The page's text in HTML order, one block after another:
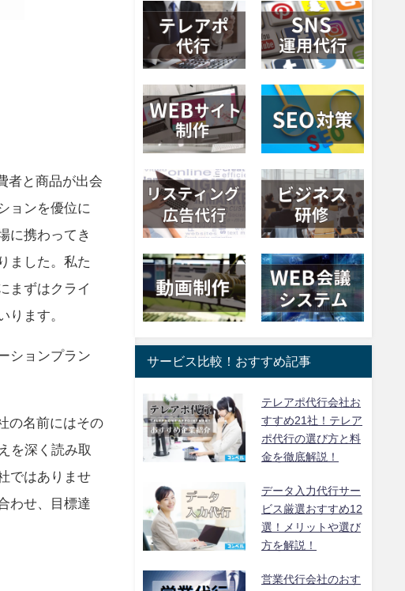
者と商品が出会
ョンを優位に
に携わってき
ました。私た
まずはクライ
ります。
ションプラン
の名前にはその
を深く読み取
ではありませ
わせ、目標達
サービス比較！おすすめ記事
テレアポ代行会社お
すすめ21社！テレア
ポ代行の選び方と料
金を徹底解説！
データ入力代行サー
ビス厳選おすすめ12
選！メリットや選び
方を解説！
営業代行会社のおす